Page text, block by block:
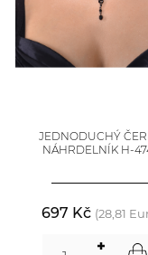
JEDNODUCHÝ
NÁHRDELNÍK H-
697 Kč (28,81